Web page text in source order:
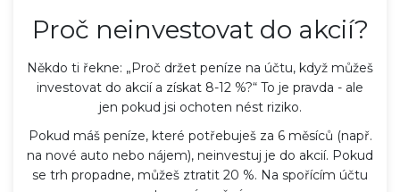
Proč neinvestovat do akcií?
Někdo ti řekne: „Proč držet peníze na účtu, když můžeš
investovat do akcií a získat 8-12 %?“ To je pravda - ale
jen pokud jsi ochoten nést riziko.
Pokud máš peníze, které potřebuješ za 6 měsíců (např.
na nové auto nebo nájem), neinvestuj je do akcií. Pokud
se trh propadne, můžeš ztratit 20 %. Na spořícím účtu